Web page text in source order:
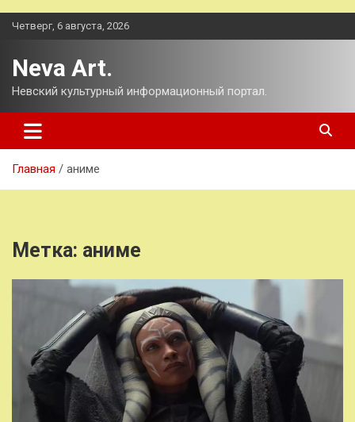
Перейти
Четверг, 6 августа, 2026
Neva Art.
Невский культурный информационный портал.
Главная аниме
Метка: аниме